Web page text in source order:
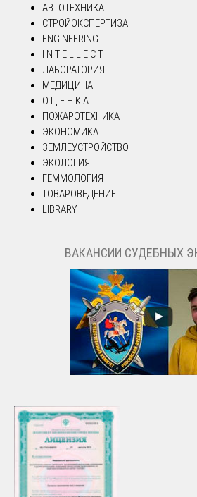
АВТОТЕХНИКА
СТРОЙЭКСПЕРТИЗА
ENGINEERING
I N T E L L E C T
ЛАБОРАТОРИЯ
МЕДИЦИНА
О Ц Е Н К А
ПОЖАРОТЕХНИКА
ЭКОНОМИКА
ЗЕМЛЕУСТРОЙСТВО
ЭКОЛОГИЯ
ГЕММОЛОГИЯ
ТОВАРОВЕДЕНИЕ
LIBRARY
ВАКАНСИИ СУДЕБНЫХ